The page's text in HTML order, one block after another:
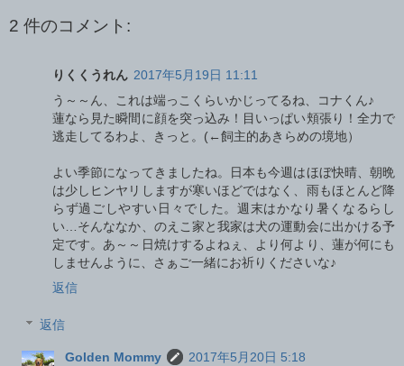
2 件のコメント:
りくくうれん 2017年5月19日 11:11
う～～ん、これは端っこくらいかじってるね、コナくん♪
蓮なら見た瞬間に顔を突っ込み！目いっぱい頬張り！全力で
逃走してるわよ、きっと。(←飼主的あきらめの境地）
よい季節になってきましたね。日本も今週はほぼ快晴、朝晩
は少しヒンヤリしますが寒いほどではなく、雨もほとんど降
らず過ごしやすい日々でした。週末はかなり暑くなるらし
い…そんななか、のえこ家と我家は犬の運動会に出かける予
定です。あ～～日焼けするよねぇ、より何より、蓮が何にも
しませんように、さぁご一緒にお祈りくださいな♪
返信
返信
Golden Mommy
2017年5月20日 5:18